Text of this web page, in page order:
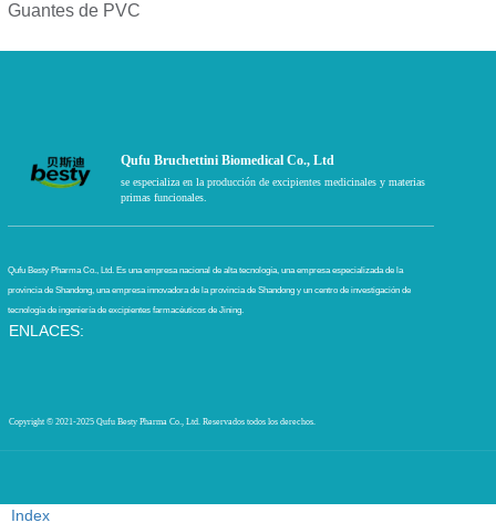
Guantes de PVC
Qufu Bruchettini Biomedical Co., Ltd
se especializa en la producción de excipientes medicinales y materias
primas funcionales.
Qufu Besty Pharma Co., Ltd. Es una empresa nacional de alta tecnología, una empresa especializada de la
provincia de Shandong, una empresa innovadora de la provincia de Shandong y un centro de investigación de
tecnología de ingeniería de excipientes farmacéuticos de Jining.
ENLACES:
Copyright © 2021-2025 Qufu Besty Pharma Co., Ltd. Reservados todos los derechos.
Index